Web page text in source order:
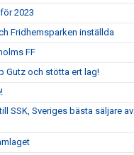
2023
Fridhemsparken inställda
FF
Gutz och stötta ert lag!
SSK, Sveriges bästa säljare av